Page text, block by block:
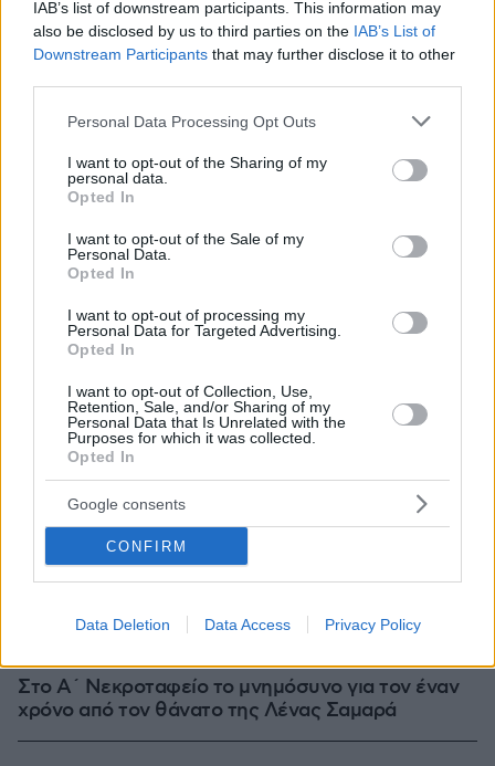
IAB’s list of downstream participants. This information may
also be disclosed by us to third parties on the IAB’s List of
Downstream Participants that may further disclose it to other
Please note that this website/app uses one or more Google
not limited to your visit or usage behaviour. You may click to
grant or deny consent to Google and its third-party tags to
use your data for below specified purposes in below Google
consent section.
Personal Data Processing Opt Outs
I want to opt-out of the Sharing of my
personal data.
Opted In
I want to opt-out of the Sale of my
Personal Data.
Opted In
I want to opt-out of processing my
Personal Data for Targeted Advertising.
Opted In
I want to opt-out of Collection, Use,
Retention, Sale, and/or Sharing of my
Personal Data that Is Unrelated with the
Purposes for which it was collected.
Opted In
Google consents
CONFIRM
Data Deletion Data Access Privacy Policy
«Δεν το πιστεύουμε», λένε οι Αμερικανοί που
στην απολογία
07.08.2026, 07:19
Στο Α΄ Νεκροταφείο το μνημόσυνο για τον έναν
χρόνο από τον θάνατο της Λένας Σαμαρά